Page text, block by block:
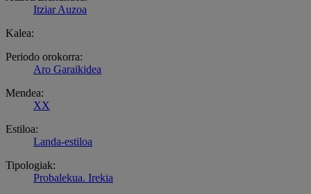
Itziar Auzoa
Kalea:
Periodo orokorra:
Aro Garaikidea
Mendea:
XX
Estiloa:
Landa-estiloa
Tipologiak:
Probalekua. Irekia